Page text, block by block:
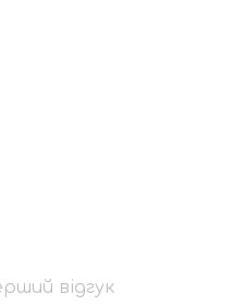
відгук